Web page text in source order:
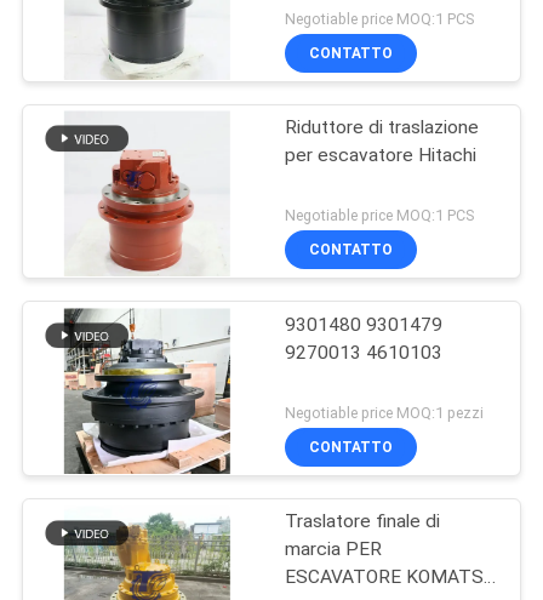
Negotiable price MOQ:1 PCS
CONTATTO
Riduttore di traslazione
per escavatore Hitachi
Negotiable price MOQ:1 PCS
CONTATTO
9301480 9301479
9270013 4610103
Negotiable price MOQ:1 pezzi
CONTATTO
Traslatore finale di
marcia PER
ESCAVATORE KOMATSU